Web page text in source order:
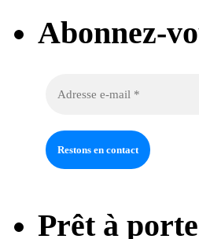
Abonnez-
Prêt à